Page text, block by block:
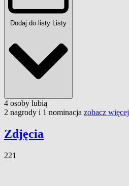
Dodaj do listy Listy
4 osoby lubią
2 nagrody i 1 nominacja zobacz więcej
Zdjęcia
221